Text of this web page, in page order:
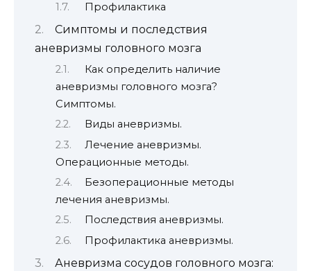
Профилактика
Симптомы и последствия
аневризмы головного мозга
Как определить наличие
аневризмы головного мозга?
Симптомы.
Виды аневризмы.
Лечение аневризмы.
Операционные методы.
Безоперационные методы
лечения аневризмы.
Последствия аневризмы.
Профилактика аневризмы.
Аневризма сосудов головного мозга: